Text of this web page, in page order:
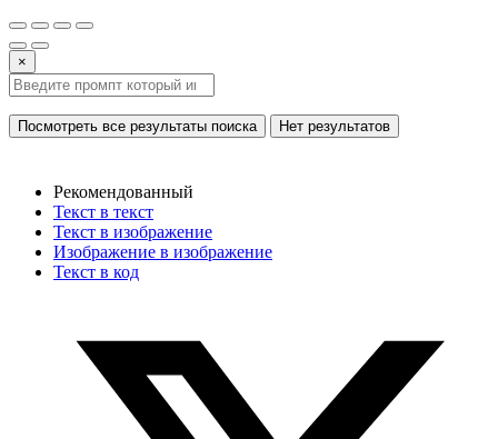
×
Посмотреть все результаты поиска Нет результатов
Рекомендованный
Текст в текст
Текст в изображение
Изображение в изображение
Текст в код